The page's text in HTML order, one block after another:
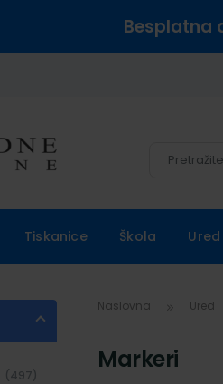
Besplatna
Tiskanice Škola Ured
(497)
Naslovna Ured
Markeri